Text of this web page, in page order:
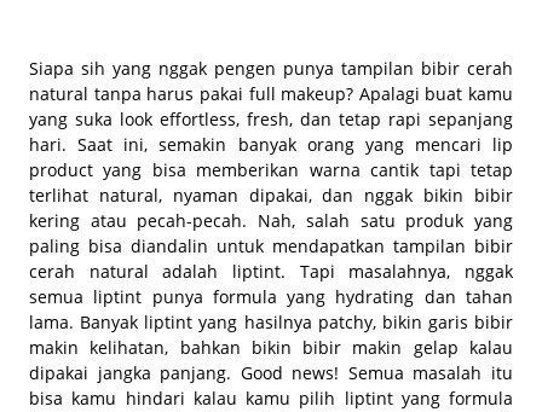
Siapa sih yang nggak pengen punya tampilan bibir cerah
natural tanpa harus pakai full makeup? Apalagi buat kamu
yang suka look effortless, fresh, dan tetap rapi sepanjang
hari. Saat ini, semakin banyak orang yang mencari lip
product yang bisa memberikan warna cantik tapi tetap
terlihat natural, nyaman dipakai, dan nggak bikin bibir
kering atau pecah-pecah. Nah, salah satu produk yang
paling bisa diandalin untuk mendapatkan tampilan bibir
cerah natural adalah liptint. Tapi masalahnya, nggak
semua liptint punya formula yang hydrating dan tahan
lama. Banyak liptint yang hasilnya patchy, bikin garis bibir
makin kelihatan, bahkan bikin bibir makin gelap kalau
dipakai jangka panjang. Good news! Semua masalah itu
bisa kamu hindari kalau kamu pilih liptint yang formula